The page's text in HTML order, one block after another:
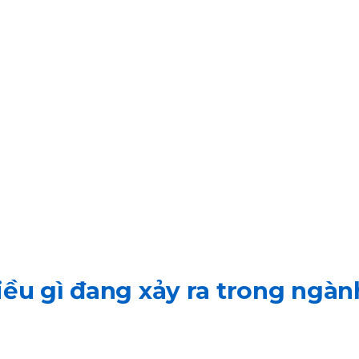
gì đang xảy ra trong